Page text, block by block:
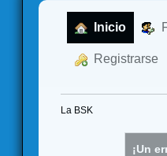
Inicio
Registrarse
La BSK
¡Un